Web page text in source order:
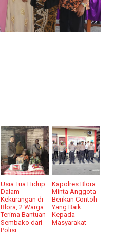
Usia Tua Hidup
Dalam
Kekurangan di
Blora, 2 Warga
Terima Bantuan
Sembako dari
Polisi
Kapolres Blora
Minta Anggota
Berikan Contoh
Yang Baik
Kepada
Masyarakat